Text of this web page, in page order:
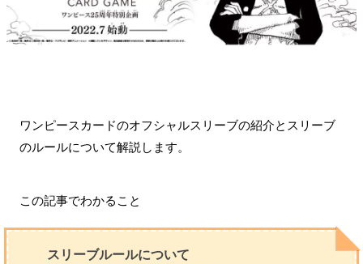
ワンピースカードのオフシャルスリーブの紹介とスリーブ
のルールについて解説します。
この記事でわかること
スリーブルールについて